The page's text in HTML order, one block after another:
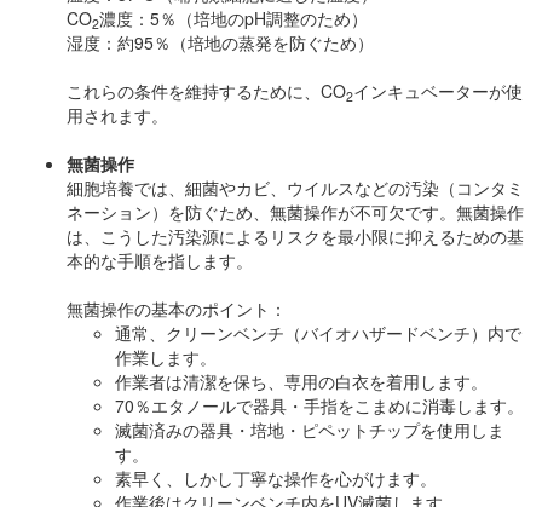
CO2濃度：5％（培地のpH調整のため）
湿度：約95％（培地の蒸発を防ぐため）
これらの条件を維持するために、CO2インキュベーターが使
用されます。
無菌操作
細胞培養では、細菌やカビ、ウイルスなどの汚染（コンタミ
ネーション）を防ぐため、無菌操作が不可欠です。無菌操作
は、こうした汚染源によるリスクを最小限に抑えるための基
本的な手順を指します。
無菌操作の基本のポイント：
通常、クリーンベンチ（バイオハザードベンチ）内で
作業します。
作業者は清潔を保ち、専用の白衣を着用します。
70％エタノールで器具・手指をこまめに消毒します。
滅菌済みの器具・培地・ピペットチップを使用しま
す。
素早く、しかし丁寧な操作を心がけます。
作業後はクリーンベンチ内をUV滅菌します。